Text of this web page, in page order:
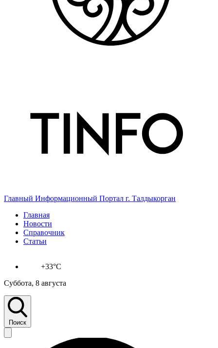
Главный Информационный Портал г. Талдыкорган
Главная
Новости
Справочник
Статьи
+33°C
Суббота, 8 августа
Поиск